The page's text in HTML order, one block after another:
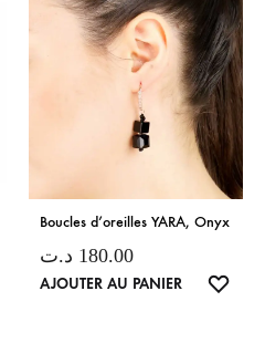
Boucles d’oreilles YARA, Onyx
180.00 د.ت
AJOUTER AU PANIER